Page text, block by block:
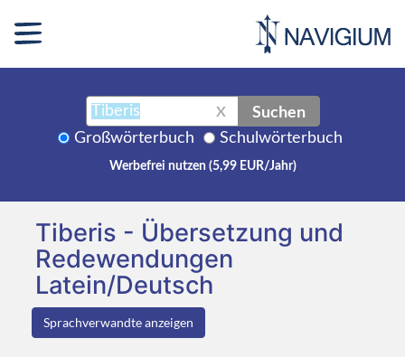
X Suchen
Großwörterbuch Schulwörterbuch
Werbefrei nutzen (5,99 EUR/Jahr)
Tiberis - Übersetzung und
Redewendungen
Latein/Deutsch
Sprachverwandte anzeigen